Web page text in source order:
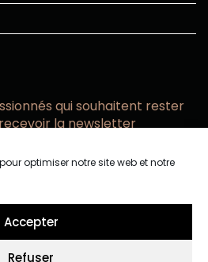
optimiser notre site web et notre
Accepter
Refuser
qui souhaitent rester
la newsletter